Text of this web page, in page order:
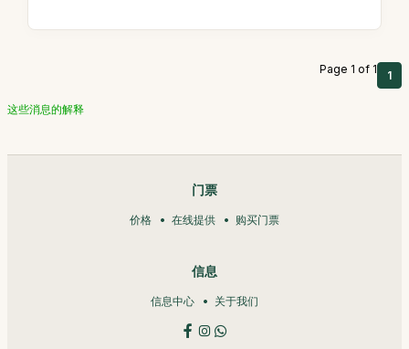
Page 1 of 1 1
这些消息的解释
门票
价格 在线提供 购买门票
信息
信息中心 关于我们